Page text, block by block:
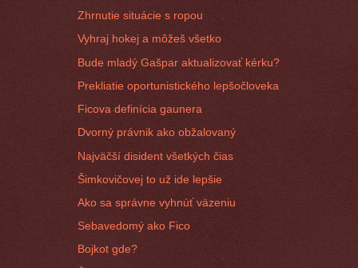
Zhrnutie situácie s ropou
Vyhraj hokej a môžeš všetko
Bude mladý Gašpar aktualizovať kérku?
Prekliatie oportunistického lepšočloveka
Ficova definícia gaunera
Dvorný právnik ako obžalovaný
Najväčší disident všetkých čias
Šimkovičovej to už ide lepšie
Ako sa správne vyhnúť väzeniu
Sebavedomý ako Fico
Bojkot gde?